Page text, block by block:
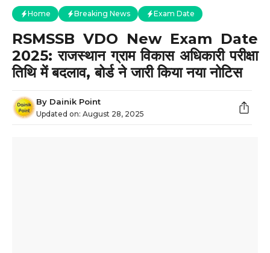
Home Breaking News Exam Date
RSMSSB VDO New Exam Date
2025: राजस्थान ग्राम विकास अधिकारी परीक्षा
तिथि में बदलाव, बोर्ड ने जारी किया नया नोटिस
By Dainik Point
Updated on: August 28, 2025